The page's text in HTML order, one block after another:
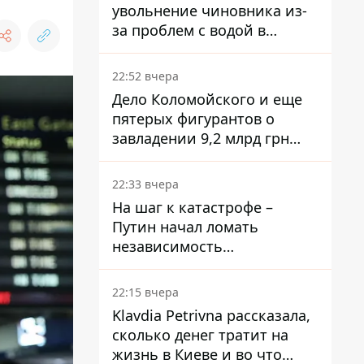
увольнение чиновника из-
за проблем с водой в
Марганце
22:52 вчера
Дело Коломойского и еще
пятерых фигурантов о
завладении 9,2 млрд грн
ПриватБанка направили в
суд
22:33 вчера
На шаг к катастрофе –
Путин начал ломать
независимость
собственного Центробанка,
заставив снизить базовую
ставку
22:15 вчера
Klavdia Petrivna рассказала,
сколько денег тратит на
жизнь в Киеве и во что